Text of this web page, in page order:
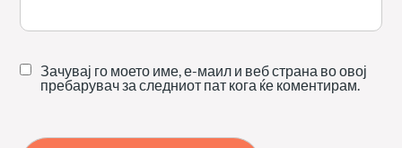
Зачувај го моето име, е-маил и веб страна во овој
пребарувач за следниот пат кога ќе коментирам.